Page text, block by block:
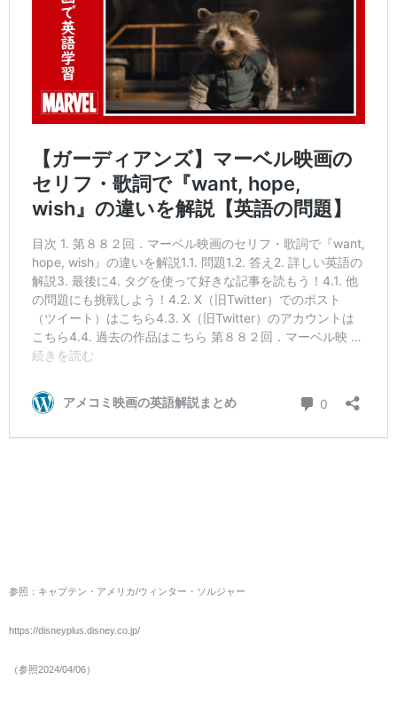
参照：キャプテン・アメリカ/ウィンター・ソルジャー
https://disneyplus.disney.co.jp/
（参照2024/04/06）